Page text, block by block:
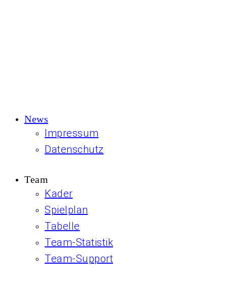
News
Impressum
Daten­schutz
Team
Kader
Spielplan
Tabelle
Team-Statistik
Team-Support